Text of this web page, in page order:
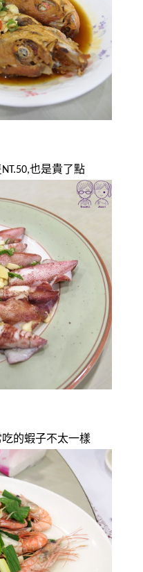
也是貴了點
的蝦子不太一樣